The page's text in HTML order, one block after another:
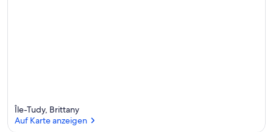
Île-Tudy, Brittany
Auf Karte anzeigen